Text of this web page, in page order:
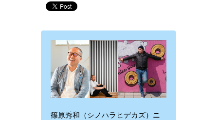
篠原秀和（シノハラヒデカズ）ニ